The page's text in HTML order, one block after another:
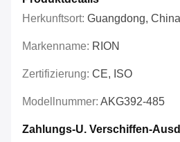
Herkunftsort: Guangdong, China
Markenname: RION
Zertifizierung: CE, ISO
Modellnummer: AKG392-485
Zahlungs-U. Verschiffen-